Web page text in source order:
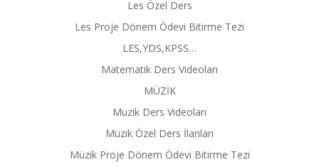
Les Özel Ders
Les Proje Dönem Ödevi Bitirme Tezi
LES,YDS,KPSS…
Matematik Ders Videoları
MÜZİK
Muzik Ders Videoları
Müzik Özel Ders İlanları
Müzik Proje Dönem Ödevi Bitirme Tezi